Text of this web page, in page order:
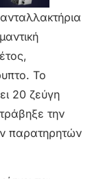
Το
20 ζεύγη
την
παρατηρητών